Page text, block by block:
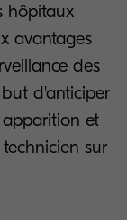
hôpitaux
avantages
des
d'anticiper
et
sur